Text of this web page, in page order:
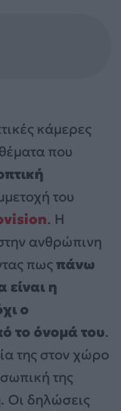
κάμερες
που
του
. Η
ανθρώπινη
πωςπάνω
είναι η
ο
το όνομά του.
της στον χώρο
της
Οι δηλώσεις